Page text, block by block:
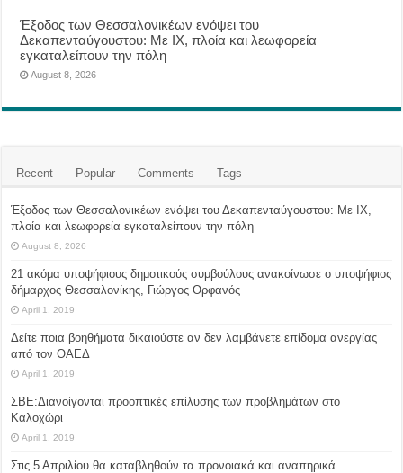
Έξοδος των Θεσσαλονικέων ενόψει του
Δεκαπενταύγουστου: Με ΙΧ, πλοία και λεωφορεία
εγκαταλείπουν την πόλη
August 8, 2026
Recent Popular Comments Tags
Έξοδος των Θεσσαλονικέων ενόψει του Δεκαπενταύγουστου: Με ΙΧ,
πλοία και λεωφορεία εγκαταλείπουν την πόλη
August 8, 2026
21 ακόμα υποψήφιους δημοτικούς συμβούλους ανακοίνωσε ο υποψήφιος
δήμαρχος Θεσσαλονίκης, Γιώργος Ορφανός
April 1, 2019
Δείτε ποια βοηθήματα δικαιούστε αν δεν λαμβάνετε επίδομα ανεργίας
από τον ΟΑΕΔ
April 1, 2019
ΣΒΕ:Διανοίγονται προοπτικές επίλυσης των προβλημάτων στο
Καλοχώρι
April 1, 2019
Στις 5 Απριλίου θα καταβληθούν τα προνοιακά και αναπηρικά